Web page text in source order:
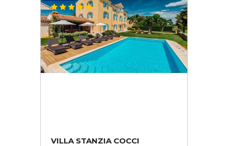
VILLA STANZIA COCCI